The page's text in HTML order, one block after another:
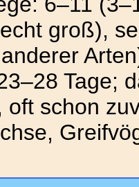
groß),
Tage;
oft schon